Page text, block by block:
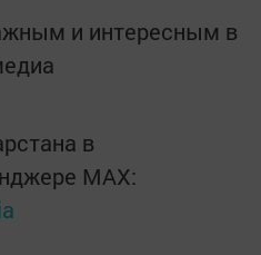
и интересным в
в
MАХ: